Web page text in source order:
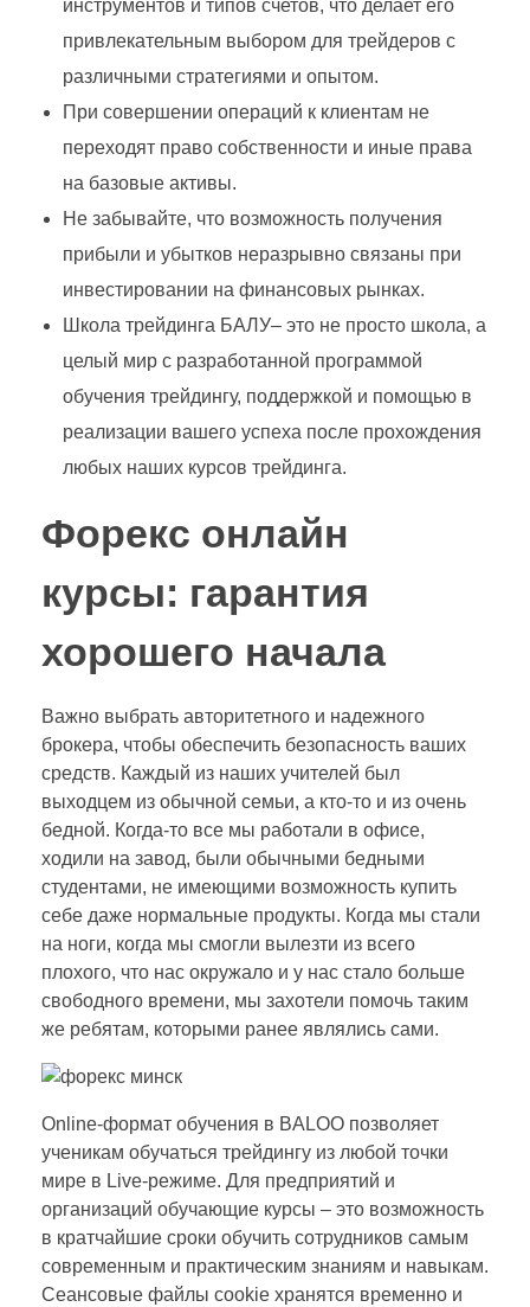
инструментов и типов счетов, что делает его
привлекательным выбором для трейдеров с
различными стратегиями и опытом.
При совершении операций к клиентам не
переходят право собственности и иные права
на базовые активы.
Не забывайте, что возможность получения
прибыли и убытков неразрывно связаны при
инвестировании на финансовых рынках.
Школа трейдинга БАЛУ– это не просто школа, а
целый мир с разработанной программой
обучения трейдингу, поддержкой и помощью в
реализации вашего успеха после прохождения
любых наших курсов трейдинга.
Форекс онлайн
курсы: гарантия
хорошего начала
Важно выбрать авторитетного и надежного
брокера, чтобы обеспечить безопасность ваших
средств. Каждый из наших учителей был
выходцем из обычной семьи, а кто-то и из очень
бедной. Когда-то все мы работали в офисе,
ходили на завод, были обычными бедными
студентами, не имеющими возможность купить
себе даже нормальные продукты. Когда мы стали
на ноги, когда мы смогли вылезти из всего
плохого, что нас окружало и у нас стало больше
свободного времени, мы захотели помочь таким
же ребятам, которыми ранее являлись сами.
Online-формат обучения в BALOO позволяет
ученикам обучаться трейдингу из любой точки
мире в Live-режиме. Для предприятий и
организаций обучающие курсы – это возможность
в кратчайшие сроки обучить сотрудников самым
современным и практическим знаниям и навыкам.
Сеансовые файлы cookie хранятся временно и